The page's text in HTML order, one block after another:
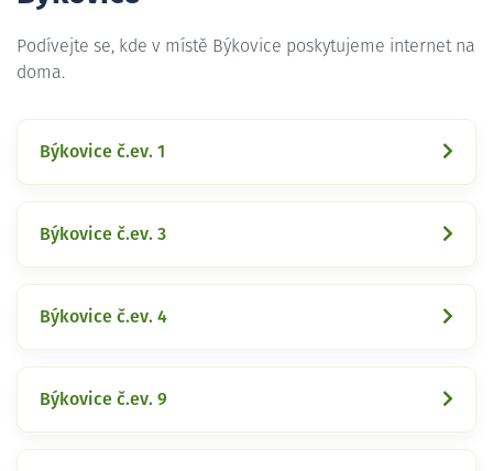
Podívejte se, kde v místě Býkovice poskytujeme internet na
doma.
Býkovice č.ev. 1
Býkovice č.ev. 3
Býkovice č.ev. 4
Býkovice č.ev. 9